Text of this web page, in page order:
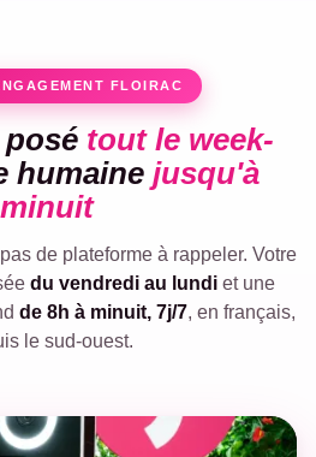
FLOIRAC
tout le week-
humaine jusqu'à
minuit
de plateforme à rappeler. Votre
du vendredi au lundi et une
de 8h à minuit, 7j/7, en français,
le sud-ouest.